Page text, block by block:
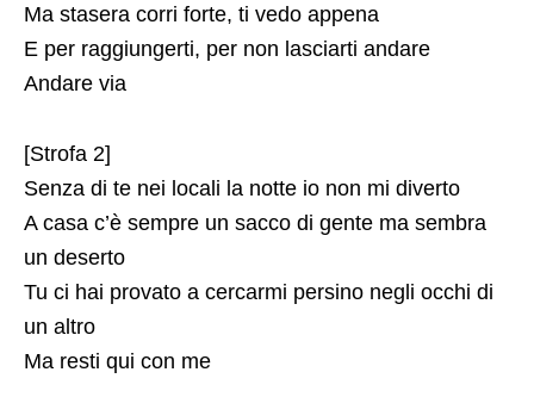
Ma stasera corri forte, ti vedo appena
E per raggiungerti, per non lasciarti andare
Andare via
[Strofa 2]
Senza di te nei locali la notte io non mi diverto
A casa c’è sempre un sacco di gente ma sembra
un deserto
Tu ci hai provato a cercarmi persino negli occhi di
un altro
Ma resti qui con me